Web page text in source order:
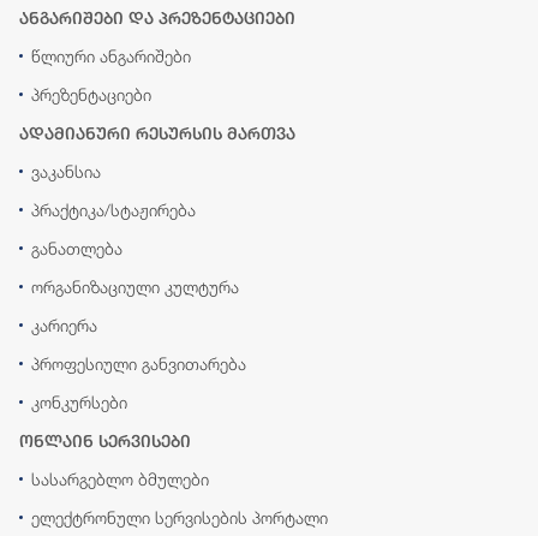
ანგარიშები და პრეზენტაციები
წლიური ანგარიშები
პრეზენტაციები
ადამიანური რესურსის მართვა
ვაკანსია
პრაქტიკა/სტაჟირება
განათლება
ორგანიზაციული კულტურა
კარიერა
პროფესიული განვითარება
კონკურსები
ონლაინ სერვისები
სასარგებლო ბმულები
ელექტრონული სერვისების პორტალი